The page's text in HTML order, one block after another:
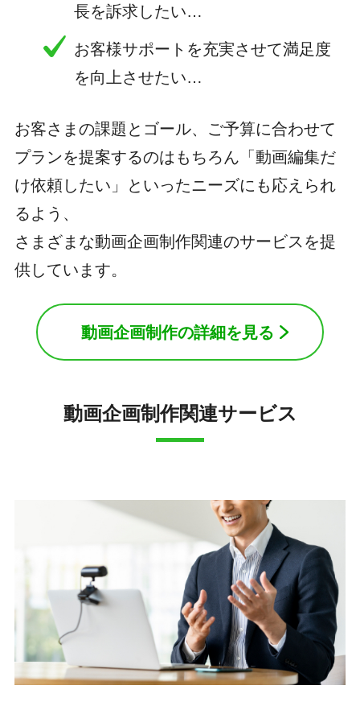
長を訴求したい…
お客様サポートを充実させて満足度
を向上させたい…
お客さまの課題とゴール、ご予算に合わせて
プランを提案するのはもちろん「動画編集だ
け依頼したい」といったニーズにも応えられ
るよう、
さまざまな動画企画制作関連のサービスを提
供しています。
動画企画制作の詳細を見る
動画企画制作関連サービス